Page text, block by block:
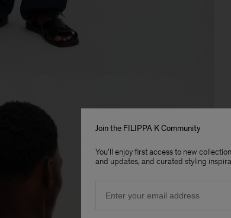
Join the FILIPPA K Community
You'll enjoy first access to new
and updates, and curated styling